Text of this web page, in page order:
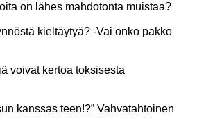
on lähes mahdotonta muistaa?
kieltäytyä? -Vai onko pakko
voivat kertoa toksisesta
kanssas teen!?” Vahvatahtoinen